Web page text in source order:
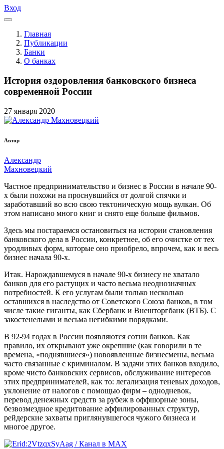
Вход
Главная
Публикации
Банки
О банках
История оздоровления банковского бизнеса
современной России
27 января 2020
Автор
Александр
Махновецкий
Частное предпринимательство и бизнес в России в начале 90-
х были похожи на проснувшийся от долгой спячки и
заработавший во всю свою тектоническую мощь вулкан. Об
этом написано много книг и снято еще больше фильмов.
Здесь мы постараемся остановиться на истории становления
банковского дела в России, конкретнее, об его очистке от тех
уродливых форм, которые оно приобрело, впрочем, как и весь
бизнес начала 90-х.
Итак. Нарождавшемуся в начале 90-х бизнесу не хватало
банков для его растущих и часто весьма неоднозначных
потребностей. К его услугам были только несколько
оставшихся в наследство от Советского Союза банков, в том
числе такие гиганты, как Сбербанк и Внешторгбанк (ВТБ). С
закостенелыми и весьма негибкими порядками.
В 92-94 годах в России появляются сотни банков. Как
правило, их открывают уже окрепшие (как говорили в те
времена, «поднявшиеся») новоявленные бизнесмены, весьма
часто связанные с криминалом. В задачи этих банков входило,
кроме чисто банковских сервисов, обслуживание интересов
этих предпринимателей, как то: легализация теневых доходов,
уклонение от налогов с помощью фирм – однодневок,
перевод денежных средств за рубеж в оффшорные зоны,
безвозмездное кредитование аффилированных структур,
рейдерские захваты приглянувшегося чужого бизнеса и
многое другое.